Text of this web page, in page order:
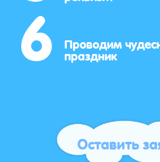
6 Проводим
праздник
Оставить